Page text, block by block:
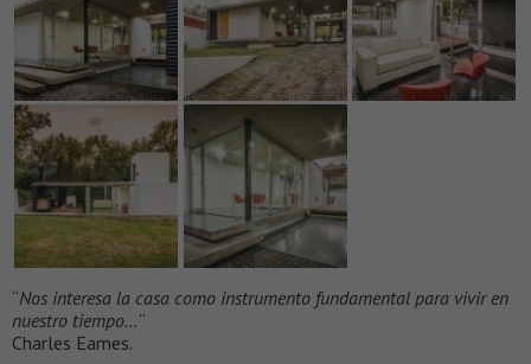
“Nos interesa la casa como instrumento fundamental para vivir en
nuestro tiempo…”
Charles Eames.